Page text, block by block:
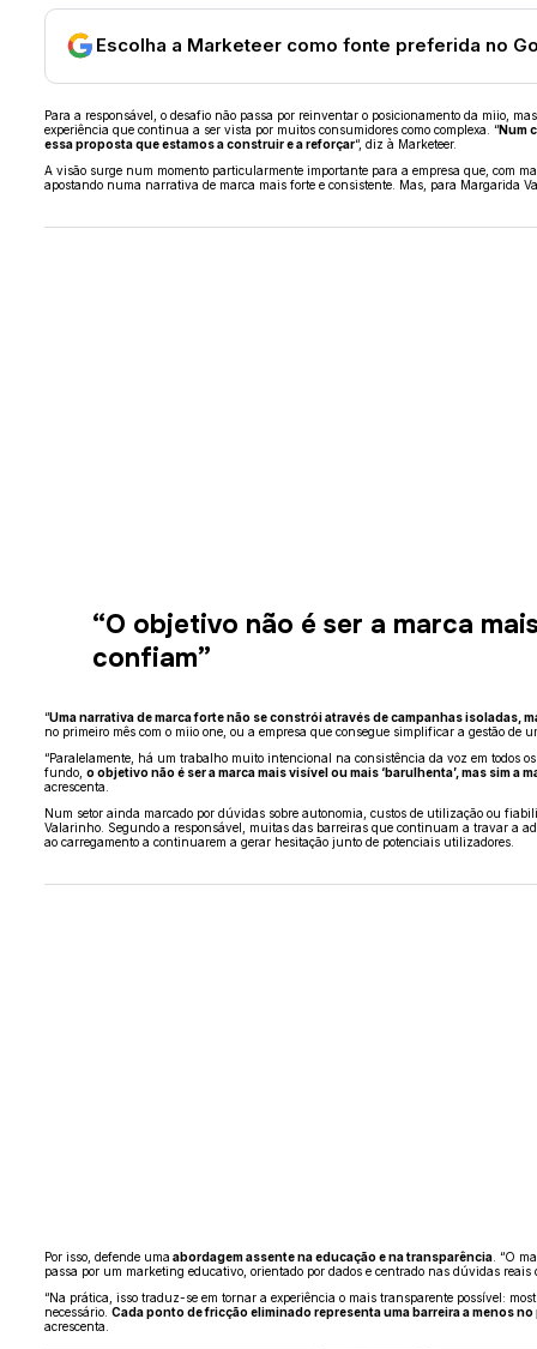
Escolha a Marketeer como fonte preferida no
Para a responsável, o desafio não passa por reinventar o posicionamento da miio,
experiência que continua a ser vista por muitos consumidores como complexa. “Num
essa proposta que estamos a construir e a reforçar“, diz à Marketeer.
A visão surge num momento particularmente importante para a empresa que, com
apostando numa narrativa de marca mais forte e consistente. Mas, para Margarida
“O objetivo não é ser a marca
confiam”
“Uma narrativa de marca forte não se constrói através de campanhas isoladas,
no primeiro mês com o miio one, ou a empresa que consegue simplificar a gestão de
“Paralelamente, há um trabalho muito intencional na consistência da voz em todos
fundo, o objetivo não é ser a marca mais visível ou mais ‘barulhenta’, mas sim a
acrescenta.
Num setor ainda marcado por dúvidas sobre autonomia, custos de utilização ou
Valarinho. Segundo a responsável, muitas das barreiras que continuam a travar a
ao carregamento a continuarem a gerar hesitação junto de potenciais utilizadores.
Por isso, defende uma abordagem assente na educação e na transparência. “O
passa por um marketing educativo, orientado por dados e centrado nas dúvidas reais
“Na prática, isso traduz-se em tornar a experiência o mais transparente possível:
necessário. Cada ponto de fricção eliminado representa uma barreira a menos
acrescenta.